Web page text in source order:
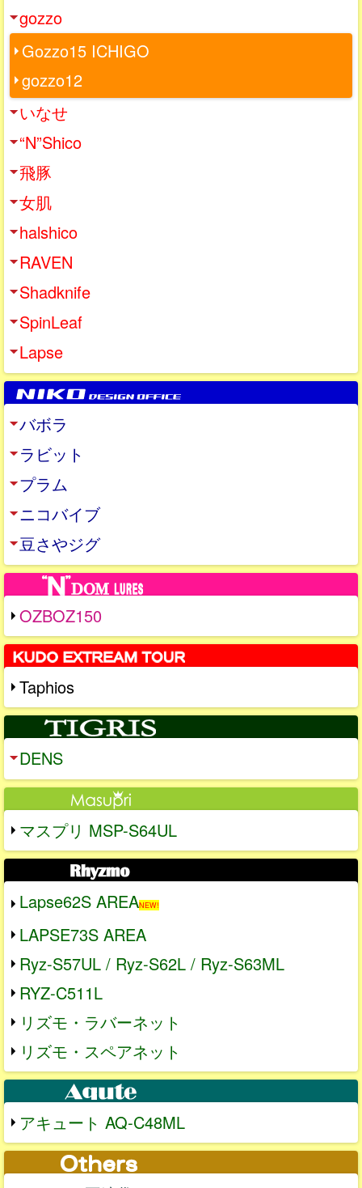
gozzo
Gozzo15 ICHIGO
gozzo12
いなせ
“N”Shico
飛豚
女肌
halshico
RAVEN
Shadknife
SpinLeaf
Lapse
バボラ
ラビット
プラム
ニコバイブ
豆さやジグ
OZBOZ150
Taphios
DENS
マスプリ MSP-S64UL
Lapse62S AREANEW!
LAPSE73S AREA
Ryz-S57UL / Ryz-S62L / Ryz-S63ML
RYZ-C511L
リズモ・ラバーネット
リズモ・スペアネット
アキュート AQ-C48ML